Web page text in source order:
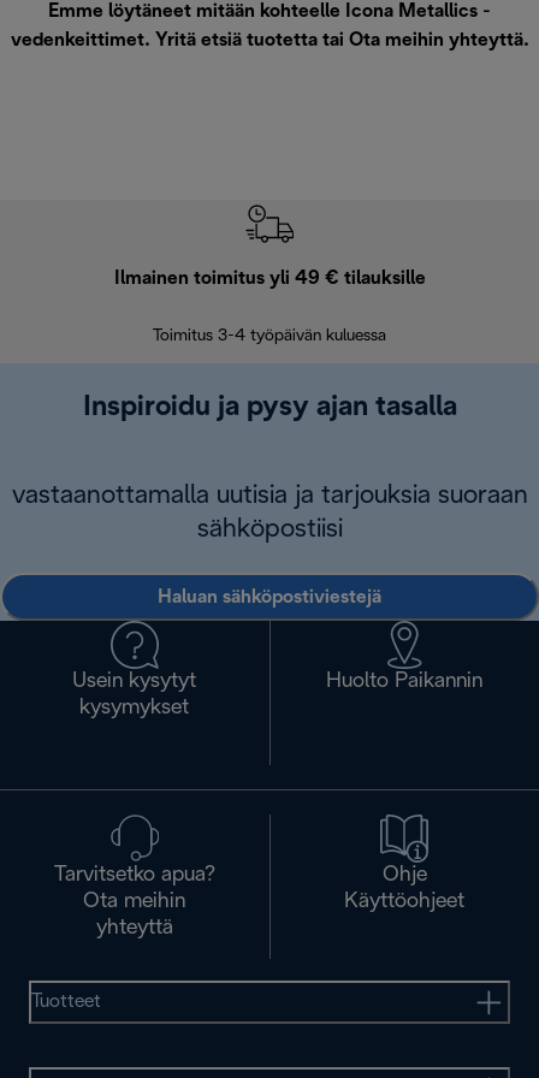
Emme löytäneet mitään kohteelle Icona Metallics -
vedenkeittimet. Yritä etsiä tuotetta tai Ota meihin yhteyttä.
Ilmainen toimitus yli 49 € tilauksille
Toimitus 3-4 työpäivän kuluessa
Inspiroidu ja pysy ajan tasalla
vastaanottamalla uutisia ja tarjouksia suoraan
sähköpostiisi
Haluan sähköpostiviestejä
Usein kysytyt
kysymykset
Huolto Paikannin
Tarvitsetko apua?
Ota meihin
yhteyttä
Ohje
Käyttöohjeet
Tuotteet